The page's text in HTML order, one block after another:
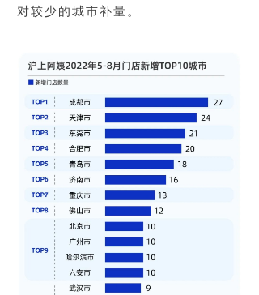
对较少的城市补量。